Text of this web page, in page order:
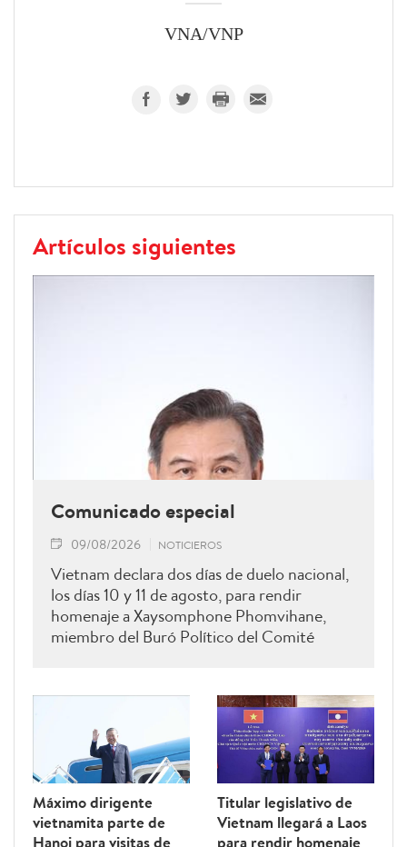
VNA/VNP
Artículos siguientes
Comunicado especial
09/08/2026 NOTICIEROS
Vietnam declara dos días de duelo nacional,
los días 10 y 11 de agosto, para rendir
homenaje a Xaysomphone Phomvihane,
miembro del Buró Político del Comité
Laos.
Máximo dirigente
vietnamita parte de
Hanoi para visitas de
Titular legislativo de
Vietnam llegará a Laos
para rendir homenaje